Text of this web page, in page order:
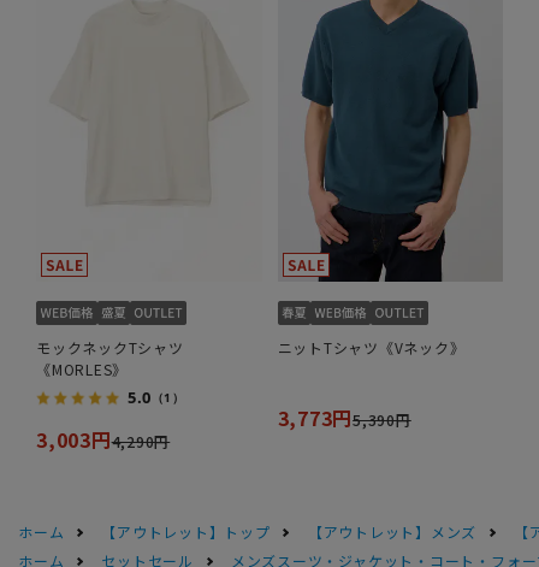
モックネックTシャツ
《MORLES》
5.0 （1）
3,003円4,290円
ニットTシャツ《Vネック》
3,773円5,390円
ホーム 【アウトレット】トップ 【アウトレット】メンズ
ホーム
セットセール メンズスーツ・ジャケット・コート・フォ